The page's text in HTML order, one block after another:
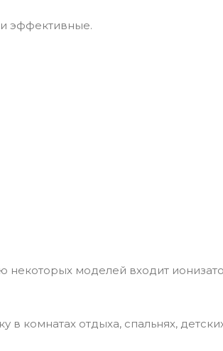
эффективные.
некоторых моделей входит
в комнатах отдыха, спальнях,